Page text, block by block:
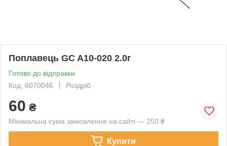
Поплавець GC A10-020 2.0г
Готово до відправки
Код: 6070046
Роздріб
60 ₴
Мінімальна сума замовлення на сайті — 250 ₴
Купити